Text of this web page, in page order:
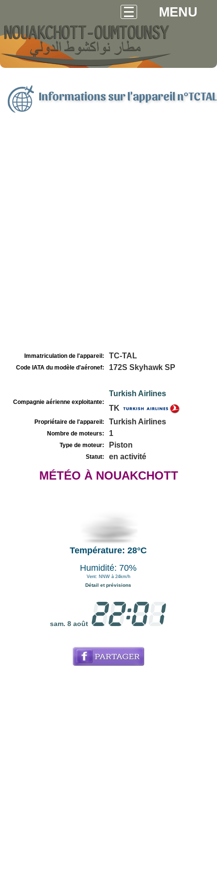
MENU
Informations sur l'appareil n°TCTAL
Immatriculation de l'appareil: TC-TAL
Code IATA du modèle d'aéronef: 172S Skyhawk SP
Compagnie aérienne exploitante:
Turkish Airlines
TK
Propriétaire de l'appareil: Turkish Airlines
Nombre de moteurs: 1
Type de moteur: Piston
Statut: en activité
MÉTÉO À NOUAKCHOTT
Température: 28°C
Humidité: 70%
Vent: NNW à 24km/h
Détail et prévisions
sam. 8 août